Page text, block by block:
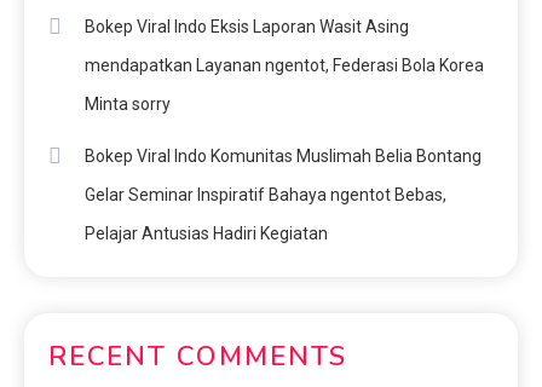
Bokep Viral Indo Eksis Laporan Wasit Asing
mendapatkan Layanan ngentot, Federasi Bola Korea
Minta sorry
Bokep Viral Indo Komunitas Muslimah Belia Bontang
Gelar Seminar Inspiratif Bahaya ngentot Bebas,
Pelajar Antusias Hadiri Kegiatan
RECENT COMMENTS